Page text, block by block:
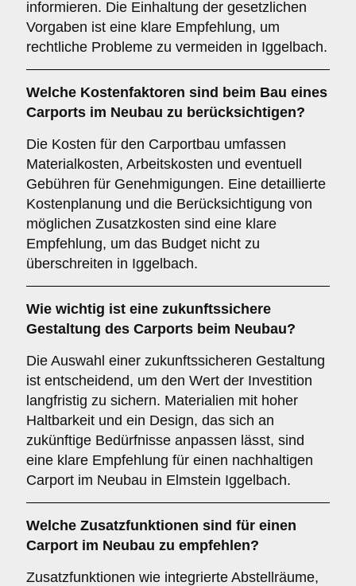
informieren. Die Einhaltung der gesetzlichen
Vorgaben ist eine klare Empfehlung, um
rechtliche Probleme zu vermeiden in Iggelbach.
Welche Kostenfaktoren sind beim Bau eines
Carports im Neubau zu berücksichtigen?
Die Kosten für den Carportbau umfassen
Materialkosten, Arbeitskosten und eventuell
Gebühren für Genehmigungen. Eine detaillierte
Kostenplanung und die Berücksichtigung von
möglichen Zusatzkosten sind eine klare
Empfehlung, um das Budget nicht zu
überschreiten in Iggelbach.
Wie wichtig ist eine zukunftssichere
Gestaltung des Carports beim Neubau?
Die Auswahl einer zukunftssicheren Gestaltung
ist entscheidend, um den Wert der Investition
langfristig zu sichern. Materialien mit hoher
Haltbarkeit und ein Design, das sich an
zukünftige Bedürfnisse anpassen lässt, sind
eine klare Empfehlung für einen nachhaltigen
Carport im Neubau in Elmstein Iggelbach.
Welche Zusatzfunktionen sind für einen
Carport im Neubau zu empfehlen?
Zusatzfunktionen wie integrierte Abstellräume,